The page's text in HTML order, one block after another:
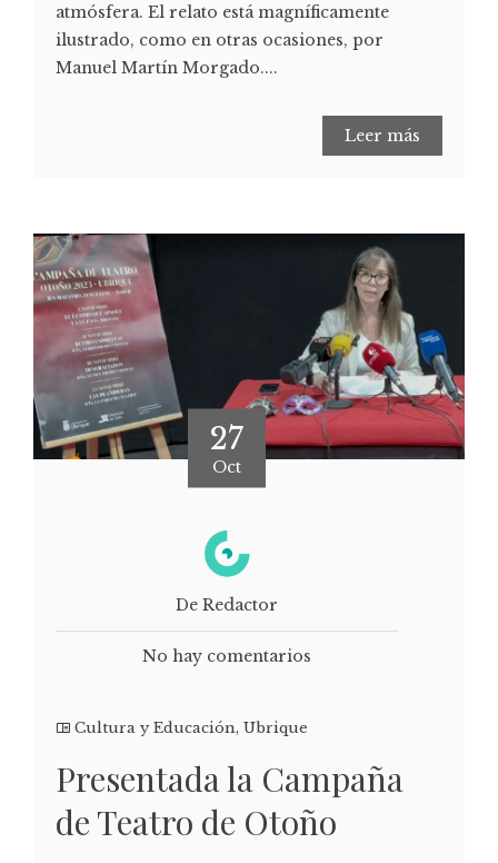
atmósfera. El relato está magníficamente
ilustrado, como en otras ocasiones, por
Manuel Martín Morgado....
Leer más
27
Oct
De Redactor
No hay comentarios
Cultura y Educación, Ubrique
Presentada la Campaña
de Teatro de Otoño